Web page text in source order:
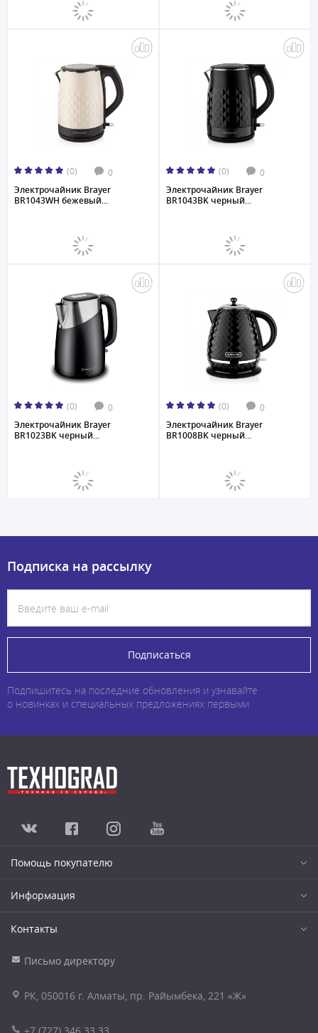
(0) 0
Электрочайник Brayer
BR1043WH бежевый...
(0) 0
Электрочайник Brayer
BR1043BK черный...
(0) 0
Электрочайник Brayer
BR1023BK черный...
(0) 0
Электрочайник Brayer
BR1008BK черный...
Подписка на рассылку
Подписаться
Подпишитесь на последние обновления и узнавайте
о новинках и специальных предложениях первыми
Помощь покупателю
Информация
Контакты
Письмо директору
РК, 050016 г. Алматы, пр. Райымбека, 221 «Ж»